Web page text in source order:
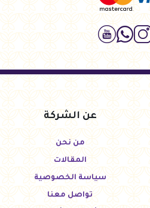
عن الشركة
من نحن
المقالات
سياسة الخصوصية
تواصل معنا